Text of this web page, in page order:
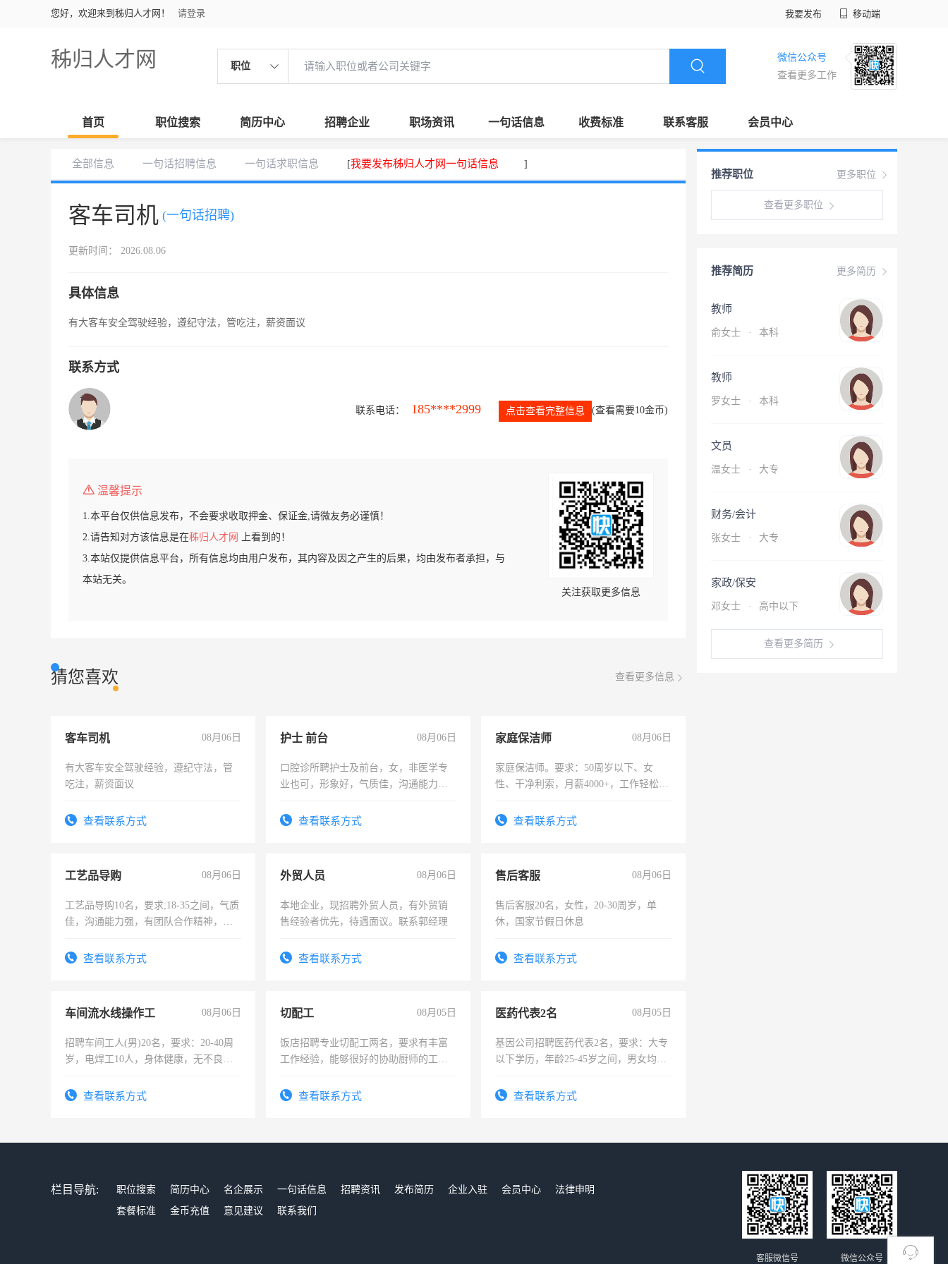
您好，欢迎来到秭归人才网！ 请登录 我要发布 移动端
秭归人才网 职位
微信公众号
查看更多工作
首页 职位搜索 简历中心 招聘企业 职场资讯 一句话信息 收费标准 联系客服 会员中心
全部信息 一句话招聘信息 一句话求职信息 [我要发布秭归人才网一句话信息 ]
客车司机 (一句话招聘)
更新时间： 2026.08.06
具体信息
有大客车安全驾驶经验，遵纪守法，管吃注，薪资面议
联系方式
联系电话： 185****2999 点击查看完整信息 (查看需要10金币)
温馨提示
1.本平台仅供信息发布，不会要求收取押金、保证金,请微友务必谨慎！
2.请告知对方该信息是在秭归人才网
上看到的！
3.本站仅提供信息平台，所有信息均由用户发布，其内容及因之产生的后果，均由发布者承担，与
本站无关。
关注获取更多信息
猜您喜欢 查看更多信息
客车司机 08月06日
有大客车安全驾驶经验，遵纪守法，管
吃注，薪资面议
查看联系方式
护士 前台 08月06日
口腔诊所聘护士及前台，女，非医学专
业也可，形象好，气质佳，沟通能力
查看联系方式
家庭保洁师 08月06日
家庭保洁师。要求：50周岁以下、女
性、干净利索，月薪4000+，工作轻松，
太太等。查看联系方式
工艺品导购 08月06日
工艺品导购10名，要求;18-35之间，气质
佳，沟通能力强，有团队合作精神，有
查看联系方式
外贸人员 08月06日
本地企业，现招聘外贸人员，有外贸销
售经验者优先，待遇面议。联系郭经理
查看联系方式
售后客服 08月06日
售后客服20名，女性，20-30周岁，单
休，国家节假日休息
查看联系方式
车间流水线操作工 08月06日
招聘车间工人(男)20名，要求：20-40周
岁，电焊工10人，身体健康，无不良嗜
宿，免费发放劳保用品，两班倒，每月
查看联系方式
切配工 08月05日
饭店招聘专业切配工两名，要求有丰富
工作经验，能够很好的协助厨师的工
4500。查看联系方式
医药代表2名 08月05日
基因公司招聘医药代表2名，要求：大专
以下学历，年龄25-45岁之间，男女均
表或者有医学资质的优先，底薪+绩效，
查看联系方式
更多职位
推荐职位
查看更多职位
更多简历
推荐简历
教师
俞女士 · 本科
教师
罗女士 · 本科
文员
温女士 · 大专
财务/会计
张女士 · 大专
家政/保安
邓女士 · 高中以下
查看更多简历
栏目导航: 职位搜索 简历中心 名企展示 一句话信息 招聘资讯 发布简历 企业入驻 会员中心
法律申明
套餐标准
金币充值 意见建议 联系我们
微信公众号
客服微信号